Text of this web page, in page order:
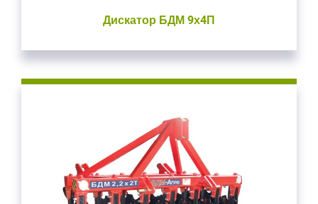
Дискатор БДМ 9х4П